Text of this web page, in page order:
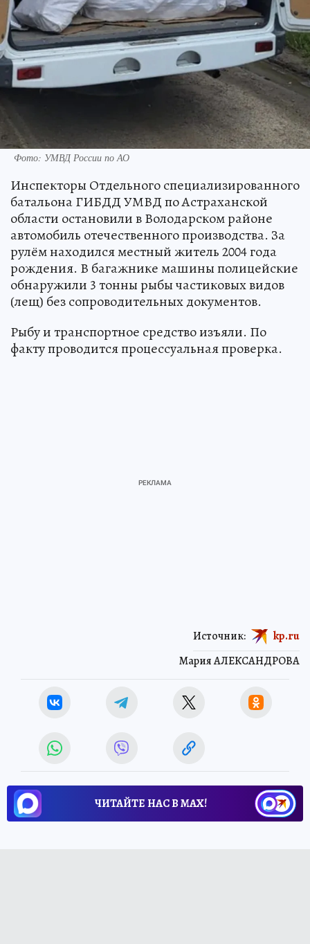
Фото: УМВД России по АО
Инспекторы Отдельного специализированного
батальона ГИБДД УМВД по Астраханской
области остановили в Володарском районе
автомобиль отечественного производства. За
рулём находился местный житель 2004 года
рождения. В багажнике машины полицейские
обнаружили 3 тонны рыбы частиковых видов
(лещ) без сопроводительных документов.
Рыбу и транспортное средство изъяли. По
факту проводится процессуальная проверка.
Мария АЛЕКСАНДРОВА
Источник: kp.ru
ЧИТАЙТЕ НАС В МАХ!